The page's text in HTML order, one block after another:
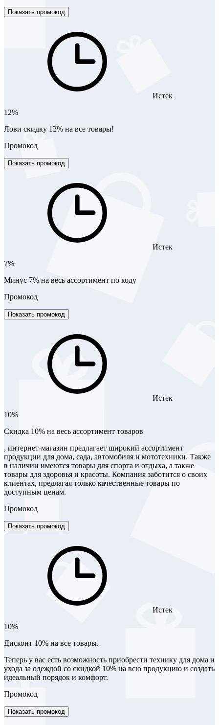
Показать промокод
Истек
12%
Лови скидку 12% на все товары!
Промокод
Показать промокод
Истек
7%
Минус 7% на весь ассортимент по коду
Промокод
Показать промокод
Истек
10%
Скидка 10% на весь ассортимент товаров
, интернет-магазин предлагает широкий ассортимент
продукции для дома, сада, автомобиля и мототехники. Также
в наличии имеются товары для спорта и отдыха, а также
товары для здоровья и красоты. Компания заботится о своих
клиентах, предлагая только качественные товары по
доступным ценам.
Промокод
Показать промокод
Истек
10%
Дисконт 10% на все товары.
Теперь у вас есть возможность приобрести технику для дома и
ухода за одеждой со скидкой 10% на всю продукцию и создать
идеальный порядок и комфорт.
Промокод
Показать промокод